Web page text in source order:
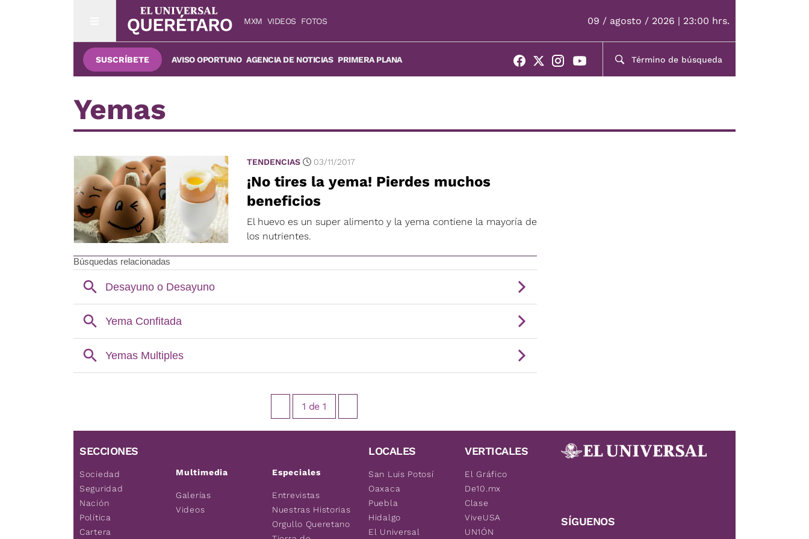
MXM VIDEOS FOTOS 09 / agosto / 2026 | 23:00 hrs.
SUSCRÍBETE AVISO OPORTUNO AGENCIA DE NOTICIAS PRIMERA PLANA
Yemas
TENDENCIAS 03/11/2017
¡No tires la yema! Pierdes muchos
beneficios
El huevo es un super alimento y la yema contiene la mayoría de
los nutrientes.
1 de 1
SECCIONES
Sociedad
Seguridad
Nación
Política
Cartera
Multimedia
Galerías
Videos
Especiales
Entrevistas
Nuestras Historias
Orgullo Queretano
LOCALES
San Luis Potosí
Oaxaca
Puebla
Hidalgo
El Universal
VERTICALES
El Gráfico
De10.mx
Clase
ViveUSA
UN1ÓN
SÍGUENOS